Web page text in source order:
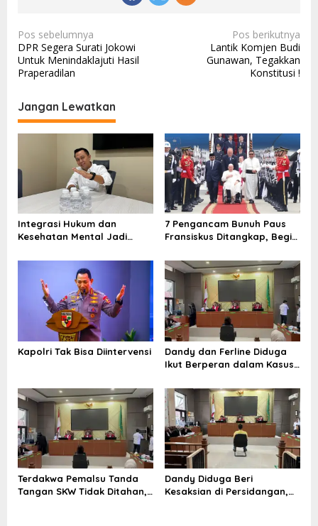
N
a
v
g
a
i
p
o
s
Pos sebelumnya
DPR Segera Surati Jokowi
Untuk Menindaklajuti Hasil
Praperadilan
Pos berikutnya
Lantik Komjen Budi
Gunawan, Tegakkan
Konstitusi !
Jangan Lewatkan
Integrasi Hukum dan
Kesehatan Mental Jadi
Siber
7 Pengancam Bunuh Paus
Fransiskus Ditangkap, Begini
Diungkap Densus 88
Kapolri Tak Bisa Diintervensi
Dandy dan Ferline Diduga
Ikut Berperan dalam Kasus
Terdakwa Pemalsu Tanda
Tangan SKW Tidak Ditahan,
Dandy Diduga Beri
Kesaksian di Persidangan,